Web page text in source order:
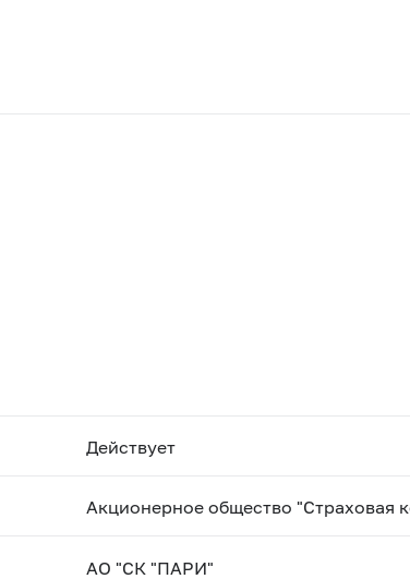
Действует
Акционерное общество "Страховая
АО "СК "ПАРИ"